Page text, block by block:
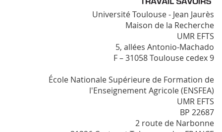
Université Toulouse - Jean Jaurès
Maison de la Recherche
UMR EFTS
5, allées Antonio-Machado
F – 31058 Toulouse cedex 9
École Nationale Supérieure de Formation de
l'Enseignement Agricole (ENSFEA)
UMR EFTS
BP 22687
2 route de Narbonne